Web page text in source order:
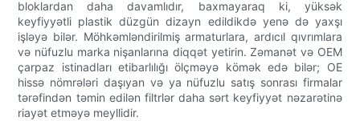
bloklardan daha davamlıdır, baxmayaraq ki, yüksək
keyfiyyətli plastik düzgün dizayn edildikdə yenə də yaxşı
işləyə bilər. Möhkəmləndirilmiş armaturlara, ardıcıl qıvrımlara
və nüfuzlu marka nişanlarına diqqət yetirin. Zəmanət və OEM
çarpaz istinadları etibarlılığı ölçməyə kömək edə bilər; OE
hissə nömrələri daşıyan və ya nüfuzlu satış sonrası firmalar
tərəfindən təmin edilən filtrlər daha sərt keyfiyyət nəzarətinə
riayət etməyə meyllidir.